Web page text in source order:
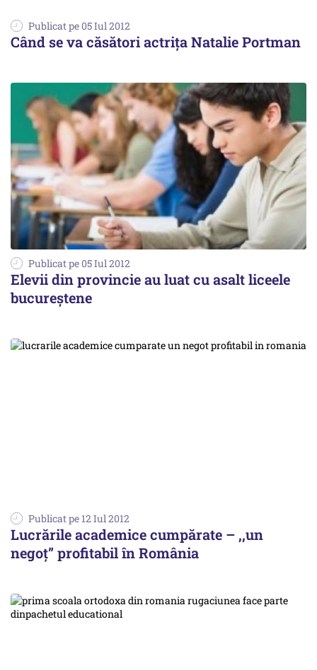
Publicat pe 05 Iul 2012
Când se va căsători actrița Natalie Portman
Publicat pe 05 Iul 2012
Elevii din provincie au luat cu asalt liceele
bucureștene
Publicat pe 12 Iul 2012
Lucrările academice cumpărate – ,,un
negoţ” profitabil în România